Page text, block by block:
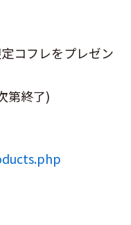
コフレをプレゼン
第終了)